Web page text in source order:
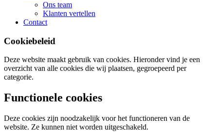
Ons team
Klanten vertellen
Contact
Cookiebeleid
Deze website maakt gebruik van cookies. Hieronder vind je een
overzicht van alle cookies die wij plaatsen, gegroepeerd per
categorie.
Functionele cookies
Deze cookies zijn noodzakelijk voor het functioneren van de
website. Ze kunnen niet worden uitgeschakeld.